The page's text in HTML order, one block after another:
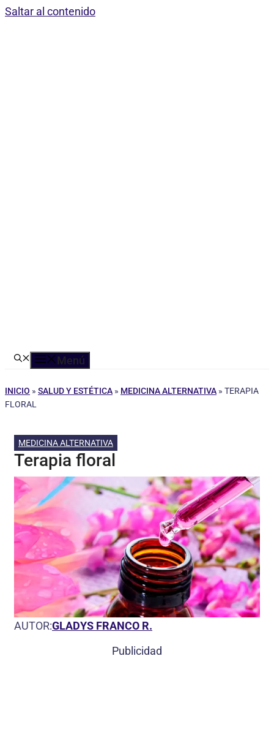
Saltar al contenido
Menú
INICIO » SALUD Y ESTÉTICA » MEDICINA ALTERNATIVA » TERAPIA
FLORAL
MEDICINA ALTERNATIVA
Terapia floral
AUTOR:GLADYS FRANCO R.
Publicidad